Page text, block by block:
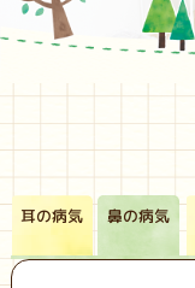
耳の病気 鼻の病気